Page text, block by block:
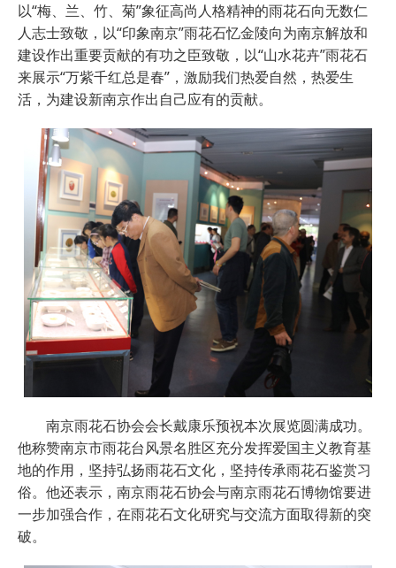
以“梅、兰、竹、菊”象征高尚人格精神的雨花石向无数仁
人志士致敬，以“印象南京”雨花石忆金陵向为南京解放和
建设作出重要贡献的有功之臣致敬，以“山水花卉”雨花石
来展示“万紫千红总是春”，激励我们热爱自然，热爱生
活，为建设新南京作出自己应有的贡献。
南京雨花石协会会长戴康乐预祝本次展览圆满成功。
他称赞南京市雨花台风景名胜区充分发挥爱国主义教育基
地的作用，坚持弘扬雨花石文化，坚持传承雨花石鉴赏习
俗。他还表示，南京雨花石协会与南京雨花石博物馆要进
一步加强合作，在雨花石文化研究与交流方面取得新的突
破。